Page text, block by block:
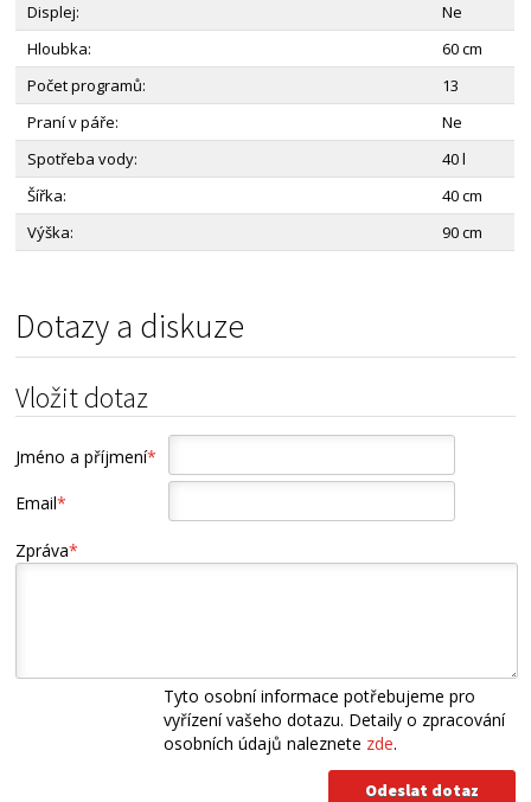
Displej:
Ne
Hloubka:
60 cm
Počet programů:
13
Praní v páře:
Ne
Spotřeba vody:
40 l
Šířka:
40 cm
Výška:
90 cm
Dotazy a diskuze
Vložit dotaz
Jméno a příjmení*
Email*
Zpráva*
Tyto osobní informace potřebujeme pro
vyřízení vašeho dotazu. Detaily o zpracování
osobních údajů naleznete zde.